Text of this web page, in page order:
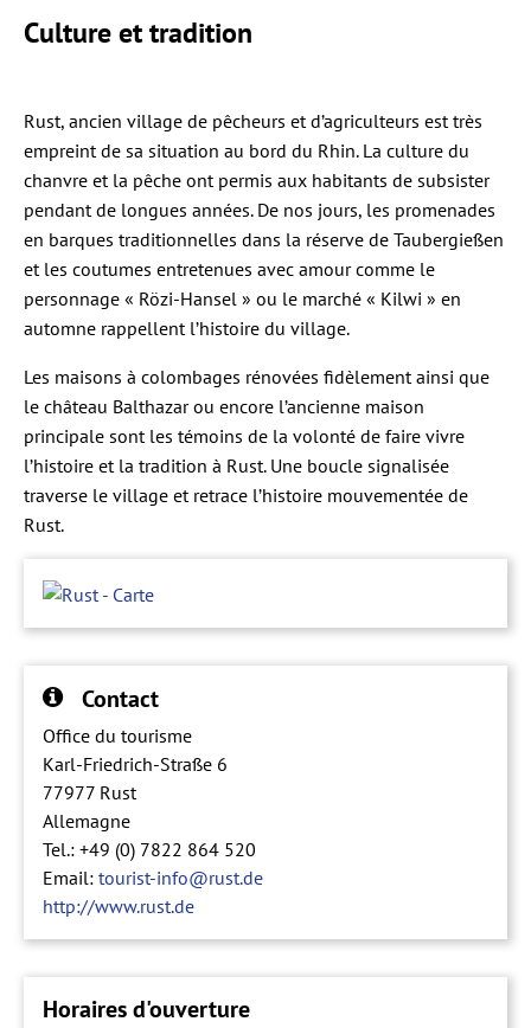
Culture et tradition
Rust, ancien village de pêcheurs et d’agriculteurs est très
empreint de sa situation au bord du Rhin. La culture du
chanvre et la pêche ont permis aux habitants de subsister
pendant de longues années. De nos jours, les promenades
en barques traditionnelles dans la réserve de Taubergießen
et les coutumes entretenues avec amour comme le
personnage « Rözi-Hansel » ou le marché « Kilwi » en
automne rappellent l’histoire du village.
Les maisons à colombages rénovées fidèlement ainsi que
le château Balthazar ou encore l’ancienne maison
principale sont les témoins de la volonté de faire vivre
l’histoire et la tradition à Rust. Une boucle signalisée
traverse le village et retrace l’histoire mouvementée de
Rust.
Contact
Office du tourisme
Karl-Friedrich-Straße 6
77977 Rust
Allemagne
Tel.: +49 (0) 7822 864 520
Email: tourist-info@rust.de
http://www.rust.de
Horaires d'ouverture